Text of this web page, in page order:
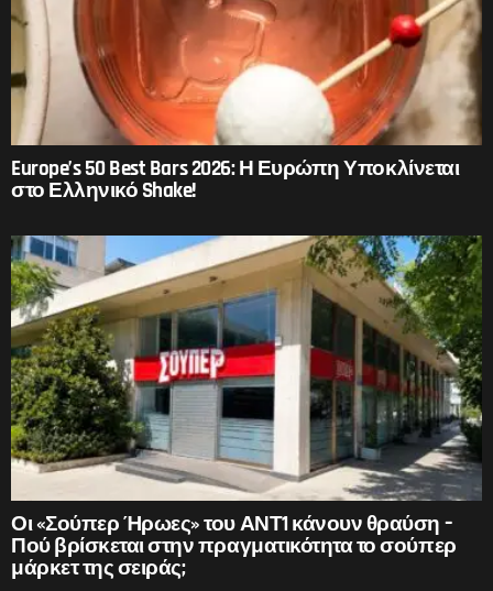
Europe’s 50 Best Bars 2026: Η Ευρώπη Υποκλίνεται
στο Ελληνικό Shake!
Οι «Σούπερ Ήρωες» του ΑΝΤ1 κάνουν θραύση –
Πού βρίσκεται στην πραγματικότητα το σούπερ
μάρκετ της σειράς;